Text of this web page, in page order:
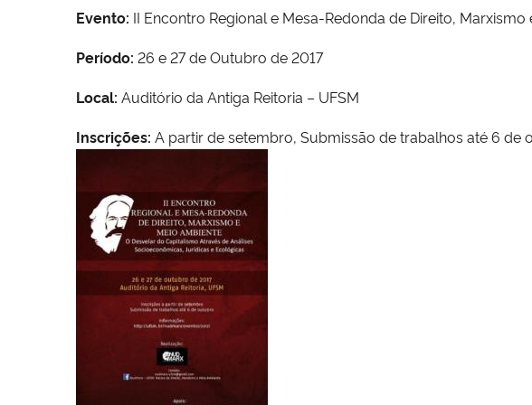
Evento: II Encontro Regional e Mesa-Redonda de Direito,
Período: 26 e 27 de Outubro de 2017
Local: Auditório da Antiga Reitoria – UFSM
Inscrições: A partir de setembro, Submissão de trabalhos até 6 de